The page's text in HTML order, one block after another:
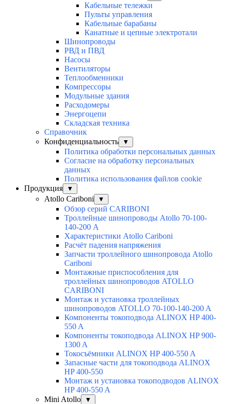
Кабельные тележки
Пульты управления
Кабельные барабаны
Канатные и цепные электротали
Шинопроводы
РВД и ПВД
Насосы
Вентиляторы
Теплообменники
Компрессоры
Модульные здания
Расходомеры
Энергоцепи
Складская техника
Справочник
Конфиденциальность
▼
Политика обработки персональных данных
Согласие на обработку персональных
данных
Политика использования файлов cookie
Продукция
▼
Atollo Cariboni ▼
Обзор серий CARIBONI
Троллейные шинопроводы Atollo 70-100-
140-200 А
Характеристики Atollo Cariboni
Расчёт падения напряжения
Запчасти троллейного шинопровода Atollo
Cariboni
Монтажные приспособления для
троллейных шинопроводов ATOLLO
CARIBONI
Монтаж и установка троллейных
шинопроводов ATOLLO 70-100-140-200 A
Компоненты токоподвода ALINOX HP 400-
550 A
Компоненты токоподвода ALINOX HP 900-
1300 A
Токосъёмники ALINOX HP 400-550 A
Запасные части для токоподвода ALINOX
HP 400-550
Монтаж и установка токоподводов ALINOX
HP 400-550 A
Mini Atollo
▼